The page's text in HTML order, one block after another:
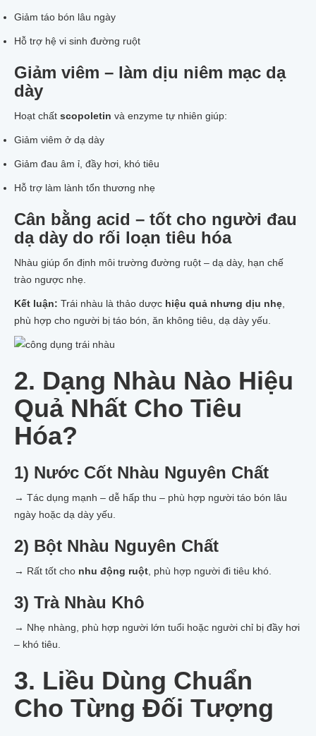
KEM CHỐNG NẮNG NHÀU
COLLAGEN TRÁI NHÀU
02 BÁNH XÀ BÔNG NHÀU
SỮA RỬA MẶT TRÁI NHÀU
SẢN PHẨM KHÁC TỪ NHÀU
100GR HẠT NHÀU GIỐNG
Tin tức
Giảm táo bón lâu ngày
Hỗ trợ hệ vi sinh đường ruột
Giảm viêm – làm dịu niêm mạc dạ
dày
Hoạt chất scopoletin và enzyme tự nhiên giúp:
Giảm viêm ở dạ dày
Giảm đau âm ỉ, đầy hơi, khó tiêu
Hỗ trợ làm lành tổn thương nhẹ
Cân bằng acid – tốt cho người đau
dạ dày do rối loạn tiêu hóa
Nhàu giúp ổn định môi trường đường ruột – dạ dày, hạn chế
trào ngược nhẹ.
Kết luận: Trái nhàu là thảo dược hiệu quả nhưng dịu nhẹ
phù hợp cho người bị táo bón, ăn không tiêu, dạ dày yếu.
2. Dạng Nhàu Nào Hiệu
Quả Nhất Cho Tiêu
Hóa?
1) Nước Cốt Nhàu Nguyên Chất
→ Tác dụng mạnh – dễ hấp thu – phù hợp người táo bón lâu
ngày hoặc dạ dày yếu.
2) Bột Nhàu Nguyên Chất
→ Rất tốt cho nhu động ruột , phù hợp người đi tiêu khó.
3) Trà Nhàu Khô
→ Nhẹ nhàng, phù hợp người lớn tuổi hoặc người chỉ bị đầy hơi
– khó tiêu.
3. Liều Dùng Chuẩn
Cho Từng Đối Tượng